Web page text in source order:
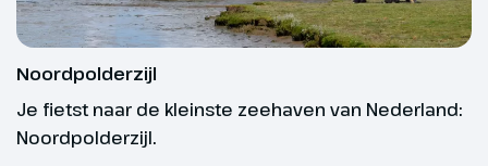
Noordpolderzijl
Je fietst naar de kleinste zeehaven van Nederland:
Noordpolderzijl.